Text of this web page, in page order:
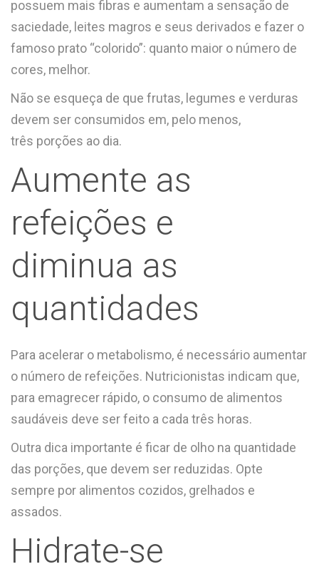
possuem mais fibras e aumentam a sensação de
saciedade, leites magros e seus derivados e fazer o
famoso prato “colorido”: quanto maior o número de
cores, melhor.
Não se esqueça de que frutas, legumes e verduras
devem ser consumidos em, pelo menos,
três porções ao dia.
Aumente as
refeições e
diminua as
quantidades
Para acelerar o metabolismo, é necessário aumentar
o número de refeições. Nutricionistas indicam que,
para emagrecer rápido, o consumo de alimentos
saudáveis deve ser feito a cada três horas.
Outra dica importante é ficar de olho na quantidade
das porções, que devem ser reduzidas. Opte
sempre por alimentos cozidos, grelhados e
assados.
Hidrate-se